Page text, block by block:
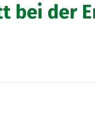
bei der